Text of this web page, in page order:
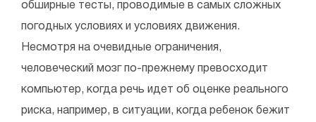
обширные тесты, проводимые в самых сложных
погодных условиях и условиях движения.
Несмотря на очевидные ограничения,
человеческий мозг по-прежнему превосходит
компьютер, когда речь идет об оценке реального
риска, например, в ситуации, когда ребенок бежит